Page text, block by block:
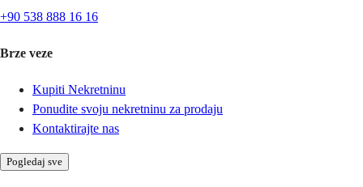
+90 538 888 16 16
Brze veze
Kupiti Nekretninu
Ponudite svoju nekretninu za prodaju
Kontaktirajte nas
Pogledaj sve